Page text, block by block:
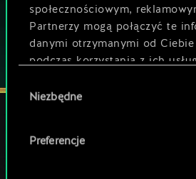
społecznościowym,
Partnerzy mogą połączyć te
danymi otrzymanymi od
podczas korzystania z ich
używanie plików cookie.
zgody
Niezbędne
Preferencje
POZOSTAŃ W